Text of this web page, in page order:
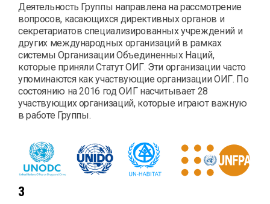
Деятельность Группы направлена на рассмотрение
вопросов, касающихся директивных органов и
секретариатов специализированных учреждений и
других международных организаций в рамках
системы Организации Объединенных Наций,
которые приняли Статут ОИГ. Эти организации часто
упоминаются как участвующие организации ОИГ. По
состоянию на 2016 год ОИГ насчитывает 28
участвующих организаций, которые играют важную
в работе Группы.
3